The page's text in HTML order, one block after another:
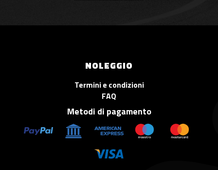
NOLEGGIO
Termini e condizioni
FAQ
Metodi di pagamento